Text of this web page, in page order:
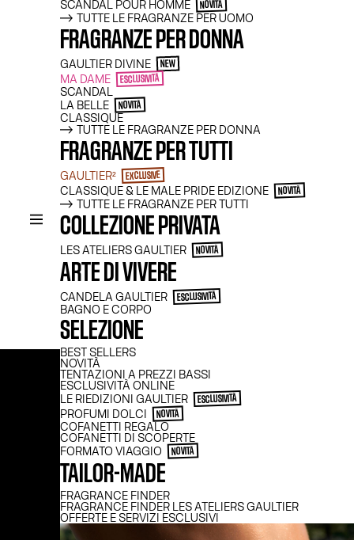
SCANDAL POUR HOMME NOVITÀ
TUTTE LE FRAGRANZE PER UOMO
FRAGRANZE PER DONNA
GAULTIER DIVINE NEW
MA DAME ESCLUSIVITÀ
SCANDAL
LA BELLE
NOVITÀ
CLASSIQUE
TUTTE LE FRAGRANZE PER DONNA
FRAGRANZE PER TUTTI
GAULTIER² EXCLUSIVE
CLASSIQUE & LE MALE PRIDE EDIZIONE NOVITÀ
TUTTE LE FRAGRANZE PER TUTTI
COLLEZIONE PRIVATA
LES ATELIERS GAULTIER NOVITÀ
ARTE DI VIVERE
CANDELA GAULTIER ESCLUSIVITÀ
BAGNO E CORPO
SELEZIONE
BEST SELLERS
NOVITÀ
TENTAZIONI A PREZZI BASSI
ESCLUSIVITÀ ONLINE
LE RIEDIZIONI GAULTIER​
ESCLUSIVITÀ
PROFUMI DOLCI NOVITÀ
COFANETTI REGALO
COFANETTI DI SCOPERTE
FORMATO VIAGGIO
NOVITÀ
TAILOR-MADE
FRAGRANCE FINDER
FRAGRANCE FINDER LES ATELIERS GAULTIER
OFFERTE E SERVIZI ESCLUSIVI
CONSEGNA E RESTITUZIONE GRATUITE
LA CONSEGNA STANDARD È GRATUITA
PER ORDINI SUPERIORI A 50 €.